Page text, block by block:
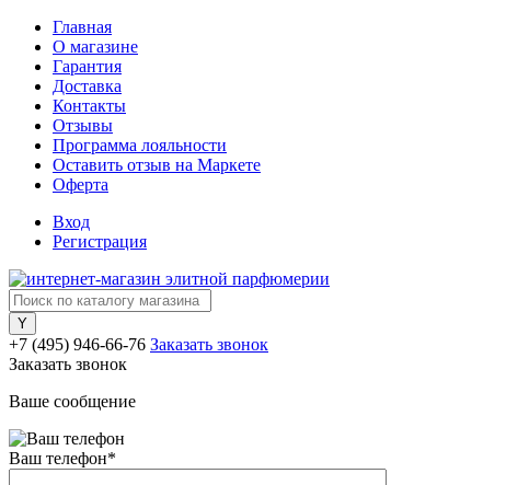
Главная
О магазине
Гарантия
Доставка
Контакты
Отзывы
Программа лояльности
Оставить отзыв на Маркете
Оферта
Вход
Регистрация
+7 (495) 946-66-76 Заказать звонок
Заказать звонок
Ваше сообщение
Ваш телефон*